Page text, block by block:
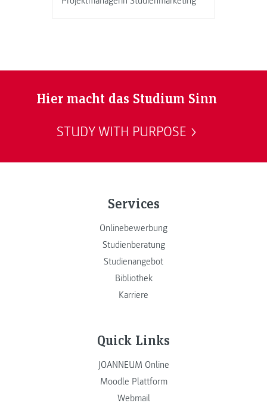
Hier macht das Studium Sinn
STUDY WITH PURPOSE
Services
Onlinebewerbung
Studienberatung
Studienangebot
Bibliothek
Karriere
Quick Links
JOANNEUM Online
Moodle Plattform
Webmail